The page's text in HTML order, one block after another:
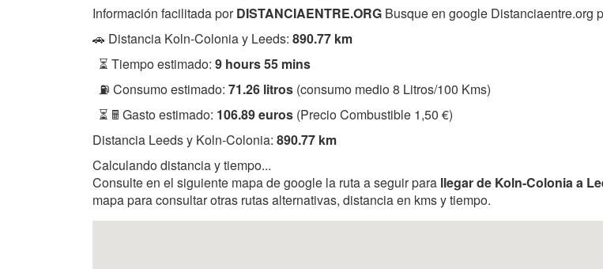
Información facilitada porDISTANCIAENTRE.ORG Busque en google Distanciaentre.org
🚗 Distancia Koln-Colonia y Leeds: 890.77 km
⏳ Tiempo estimado: 9 hours 55 mins
⛽ Consumo estimado: 71.26 litros (consumo medio 8 Litros/100 Kms)
⏳ 🖩 Gasto estimado: 106.89 euros (Precio Combustible 1,50 €)
Distancia Leeds y Koln-Colonia: 890.77 km
Calculando distancia y tiempo...
Consulte en el siguiente mapa de google la ruta a seguir para llegar de Koln-Colonia a
mapa para consultar otras rutas alternativas, distancia en kms y tiempo.